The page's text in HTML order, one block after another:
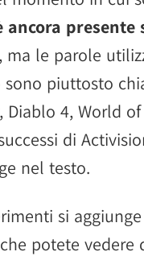
ancora presente
, ma le parole
piuttosto
Diablo 4, World
di
nel testo.
si
potete vedere